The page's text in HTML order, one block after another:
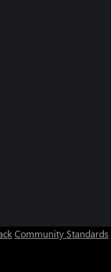
Community Standards